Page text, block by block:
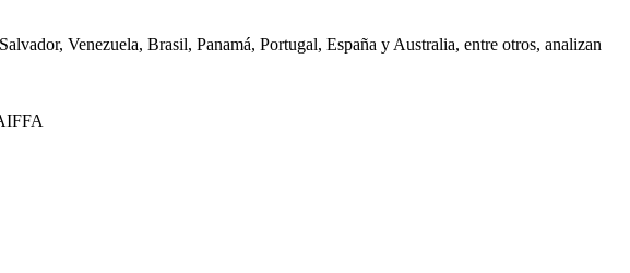
Venezuela, Brasil, Panamá, Portugal, España y Australia, entre otros, analizan